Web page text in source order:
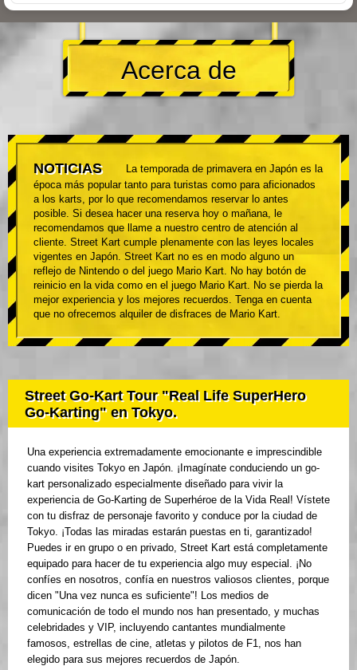
Acerca de
NOTICIAS
La temporada de primavera en Japón es la
época más popular tanto para turistas como para aficionados
a los karts, por lo que recomendamos reservar lo antes
posible. Si desea hacer una reserva hoy o mañana, le
recomendamos que llame a nuestro centro de atención al
cliente. Street Kart cumple plenamente con las leyes locales
vigentes en Japón. Street Kart no es en modo alguno un
reflejo de Nintendo o del juego Mario Kart. No hay botón de
reinicio en la vida como en el juego Mario Kart. No se pierda la
mejor experiencia y los mejores recuerdos. Tenga en cuenta
que no ofrecemos alquiler de disfraces de Mario Kart.
Street Go-Kart Tour "Real Life SuperHero
Go-Karting" en Tokyo.
Una experiencia extremadamente emocionante e imprescindible
cuando visites Tokyo en Japón. ¡Imagínate conduciendo un go-
kart personalizado especialmente diseñado para vivir la
experiencia de Go-Karting de Superhéroe de la Vida Real! Vístete
con tu disfraz de personaje favorito y conduce por la ciudad de
Tokyo. ¡Todas las miradas estarán puestas en ti, garantizado!
Puedes ir en grupo o en privado, Street Kart está completamente
equipado para hacer de tu experiencia algo muy especial. ¡No
confíes en nosotros, confía en nuestros valiosos clientes, porque
dicen "Una vez nunca es suficiente"! Los medios de
comunicación de todo el mundo nos han presentado, y muchas
celebridades y VIP, incluyendo cantantes mundialmente
famosos, estrellas de cine, atletas y pilotos de F1, nos han
elegido para sus mejores recuerdos de Japón.